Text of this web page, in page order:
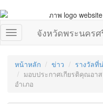
จังหวัดพระนคร
หน้าหลัก ข่าว
รางวัลที่
มอบประกาศเกียรติคุณอา
อำเภอ